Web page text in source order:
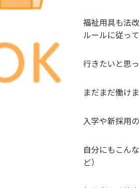
福祉用具も法
ルールに従っ
行きたいと思
まだまだ働け
入学や新採用
自分にもこん
ど）